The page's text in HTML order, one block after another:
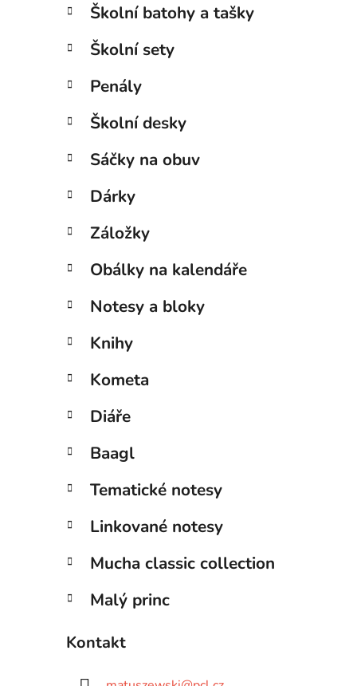
Školní batohy a tašky
Školní sety
Penály
Školní desky
Sáčky na obuv
Dárky
Záložky
Obálky na kalendáře
Notesy a bloky
Knihy
Kometa
Diáře
Baagl
Tematické notesy
Linkované notesy
Mucha classic collection
Malý princ
Kontakt